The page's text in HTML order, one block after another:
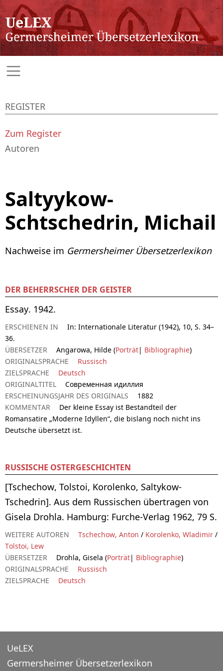
Saltyykow-
Schtschedrin, Michail
Nachweise im Germersheimer Übersetzerlexikon
DER BEHERRSCHER DER GEISTER
Essay. 1942.
ERSCHIENEN IN
In: Internationale Literatur (1942), 10, S. 34–
36.
ÜBERSETZER
Angarowa, Hilde (Porträt| Bibliographie)
ORIGINALSPRACHE
Russisch
ZIELSPRACHE
Deutsch
ORIGINALTITEL
Современная идиллия
ERSCHEINUNGSJAHR DES ORIGINALS
1882
KOMMENTAR
Der kleine Essay ist Bestandteil der
Romansatire „Moderne Idyllen“, die bislang noch nicht ins
Deutsche übersetzt ist.
RUSSISCHE OSTERGESCHICHTEN
[Tschechow, Tolstoi, Korolenko, Saltykow-
Tschedrin]. Aus dem Russischen übertragen von
Gisela Drohla. Hamburg: Furche-Verlag 1962, 79 S.
WEITERE AUTOREN Tschechow, Anton / Korolenko, Wladimir /
Tolstoi, Lew
ÜBERSETZER
Drohla, Gisela (Porträt| Bibliographie)
ORIGINALSPRACHE
Russisch
ZIELSPRACHE
Deutsch
REGISTER
Zum Register
Autoren
UeLEX
Germersheimer Übersetzerlexikon